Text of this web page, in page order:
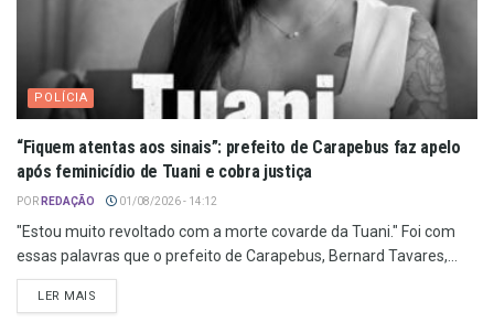
POLÍCIA
“Fiquem atentas aos sinais”: prefeito de Carapebus faz apelo
após feminicídio de Tuani e cobra justiça
POR REDAÇÃO 01/08/2026 - 14:12
"Estou muito revoltado com a morte covarde da Tuani." Foi com
essas palavras que o prefeito de Carapebus, Bernard Tavares,...
LER MAIS